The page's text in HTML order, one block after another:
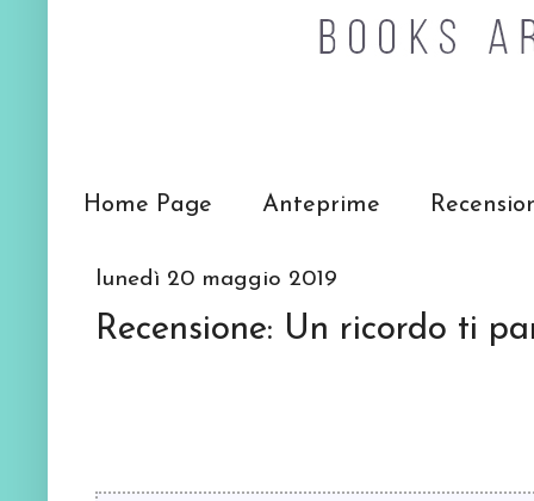
Home Page Anteprime
lunedì 20 maggio 2019
Recensione: Un ricordo ti